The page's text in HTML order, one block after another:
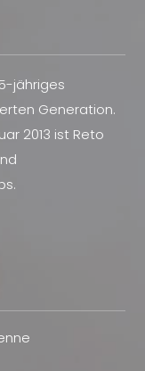
jähriges
Generation.
2013 ist Reto